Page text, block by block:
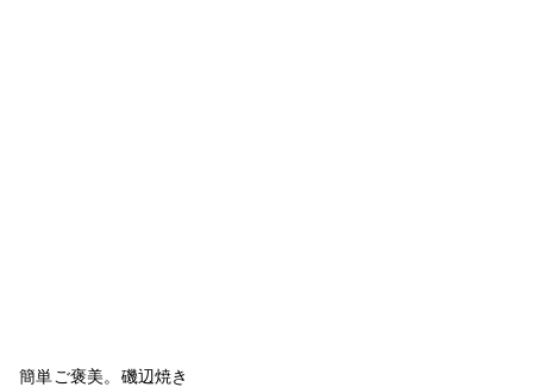
簡単ご褒美。磯辺焼き